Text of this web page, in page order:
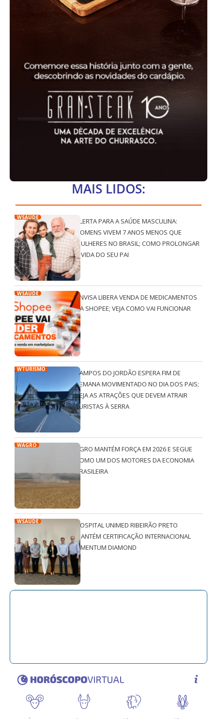
MAIS LIDOS:
WSAÚDE
ALERTA PARA A SAÚDE MASCULINA:
HOMENS VIVEM 7 ANOS MENOS QUE
MULHERES NO BRASIL; COMO PROLONGAR
A VIDA DO SEU PAI
WSAÚDE
ANVISA LIBERA VENDA DE MEDICAMENTOS
NA SHOPEE; VEJA COMO VAI FUNCIONAR
WTURISMO
CAMPOS DO JORDÃO ESPERA FIM DE
SEMANA MOVIMENTADO NO DIA DOS PAIS;
VEJA AS ATRAÇÕES QUE DEVEM ATRAIR
TURISTAS À SERRA
WAGRO
AGRO MANTÉM FORÇA EM 2026 E SEGUE
COMO UM DOS MOTORES DA ECONOMIA
BRASILEIRA
WSAÚDE
HOSPITAL UNIMED RIBEIRÃO PRETO
MANTÉM CERTIFICAÇÃO INTERNACIONAL
QMENTUM DIAMOND